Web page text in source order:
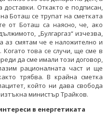
Откакто е подписан,
Боташ се трупат на сметката
от Боташ са наясно, че, ако
„Булгаргаз“ изчезва,
аз смятам че е наложително и
това се случи, ще сме в
да сме имали този договор,
рационалната част и ще
трябва. В крайна сметка
който ни дава свобода
министър Трайков.
в енергетиката